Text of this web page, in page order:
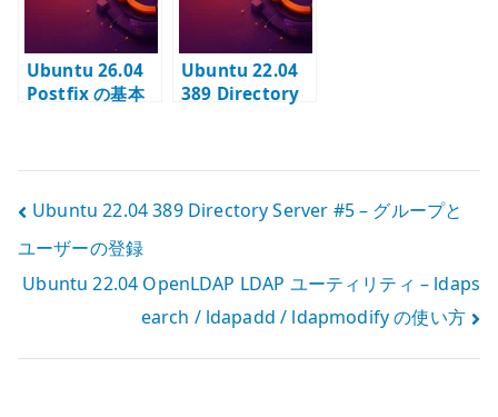
Ubuntu 26.04
Postfix の基本
Ubuntu 22.04
389 Directory
投
稿
ナ
ビ
Ubuntu 22.04 389 Directory Server #5 – グループと
ユーザーの登録
Ubuntu 22.04 OpenLDAP LDAP ユーティリティ – ldaps
earch / ldapadd / ldapmodify の使い方